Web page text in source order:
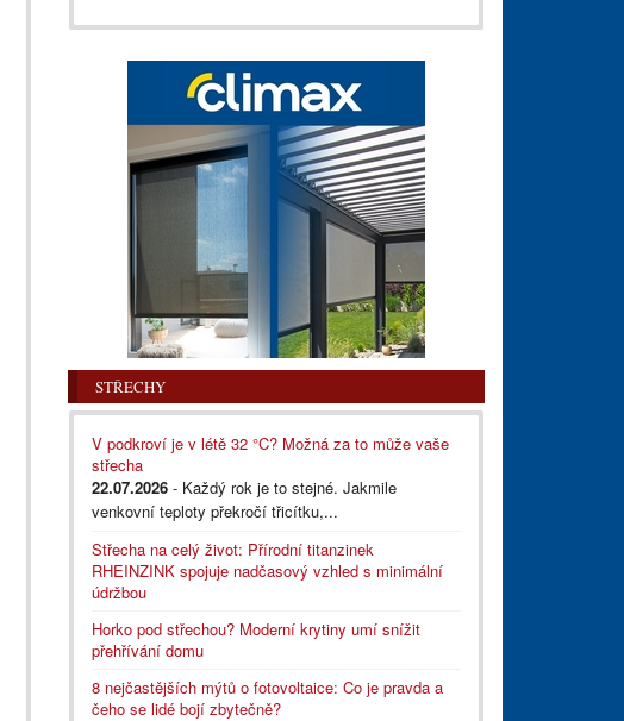
STŘECHY
V podkroví je v létě 32 °C? Možná za to může vaše
střecha
22.07.2026 - Každý rok je to stejné. Jakmile
venkovní teploty překročí třicítku,...
Střecha na celý život: Přírodní titanzinek
RHEINZINK spojuje nadčasový vzhled s minimální
údržbou
Horko pod střechou? Moderní krytiny umí snížit
přehřívání domu
8 nejčastějších mýtů o fotovoltaice: Co je pravda a
čeho se lidé bojí zbytečně?